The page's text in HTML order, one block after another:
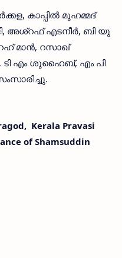
കാപ്പില്‍ മുഹമ്മദ്
അശ്‌റഫ് എടനീര്‍, ബി യു
മാന്‍, റസാഖ്
ടി എം ശുഹൈബ്, എം പി
Kerala Pravasi
of Shamsuddin